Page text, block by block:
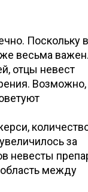
Поскольку в
весьма
отцы невест
Возможно,
за
невесты
между